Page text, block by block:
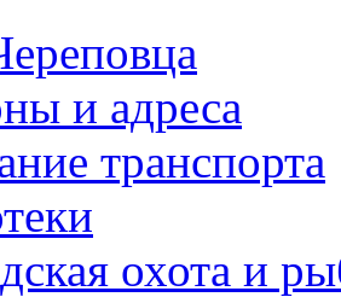
и адреса
транспорта
охота и